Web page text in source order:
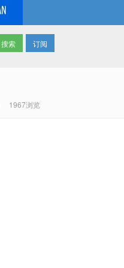
订阅
1967浏览